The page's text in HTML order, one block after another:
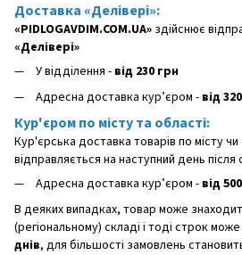
Доставка «Делівері»:
«PIDLOGAVDIM.COM.UA» здійснює
«Делівері»
У відділення - від 230 грн
Адресна доставка кур’єром - від
Кур'єром по місту та області:
Кур'єрська доставка товарів по місту чи
відправляється на наступний день
Адресна доставка кур’єром - від
В деяких випадках, товар може
(регіональному) складі і тоді строк
днів, для більшості замовлень